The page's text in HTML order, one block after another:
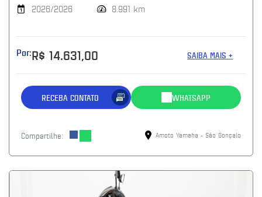
2026/2026 8.991 km
Por:R$ 14.631,00 SAIBA MAIS +
RECEBA CONTATO WHATSAPP
Compartilhe: Amoto Yamaha - São Gonçalo